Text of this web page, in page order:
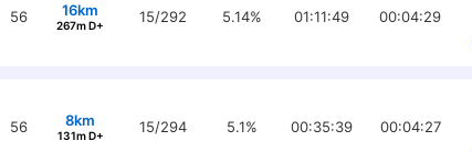
56 16km
267m D+ 15/292 5.14% 01:11:49
00:04:29
56 8km
131m D+ 15/294 5.1% 00:35:39
00:04:27